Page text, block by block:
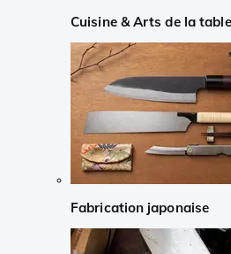
Cuisine & Arts de la table
Fabrication japonaise